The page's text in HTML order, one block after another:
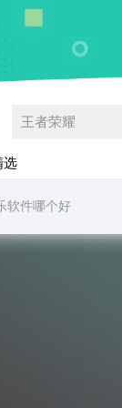
王者荣耀
选
软件哪个好